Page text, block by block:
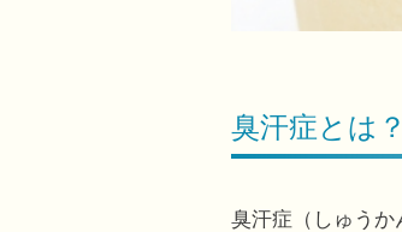
臭汗症とは？
臭汗症（しゅう